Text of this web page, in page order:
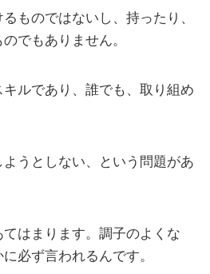
ものではないし、持ったり、
でもありません。
ルであり、誰でも、取り組め
うとしない、という問題があ
はまります。調子のよくな
必ず言われるんです。